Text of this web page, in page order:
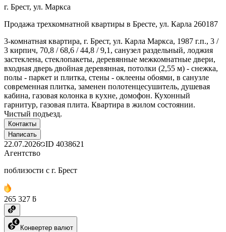
г. Брест, ул. Маркса
Продажа трехкомнатной квартиры в Бресте, ул. Карла 260187
3-комнатная квартира, г. Брест, ул. Карла Маркса, 1987 г.п., 3 /
3 кирпич, 70,8 / 68,6 / 44,8 / 9,1, санузел раздельный, лоджия
застеклена, стеклопакеты, деревянные межкомнатные двери,
входная дверь двойная деревянная, потолки (2,55 м) - снежка,
полы - паркет и плитка, стены - оклеены обоями, в санузле
современная плитка, заменен полотенцесушитель, душевая
кабина, газовая колонка в кухне, домофон. Кухонный
гарнитур, газовая плита. Квартира в жилом состоянии.
Чистый подъезд.
Контакты
Написать
22.07.2026 ID 4038621
Агентство
поблизости с г. Брест
265 327 ƃ
Конвертер валют